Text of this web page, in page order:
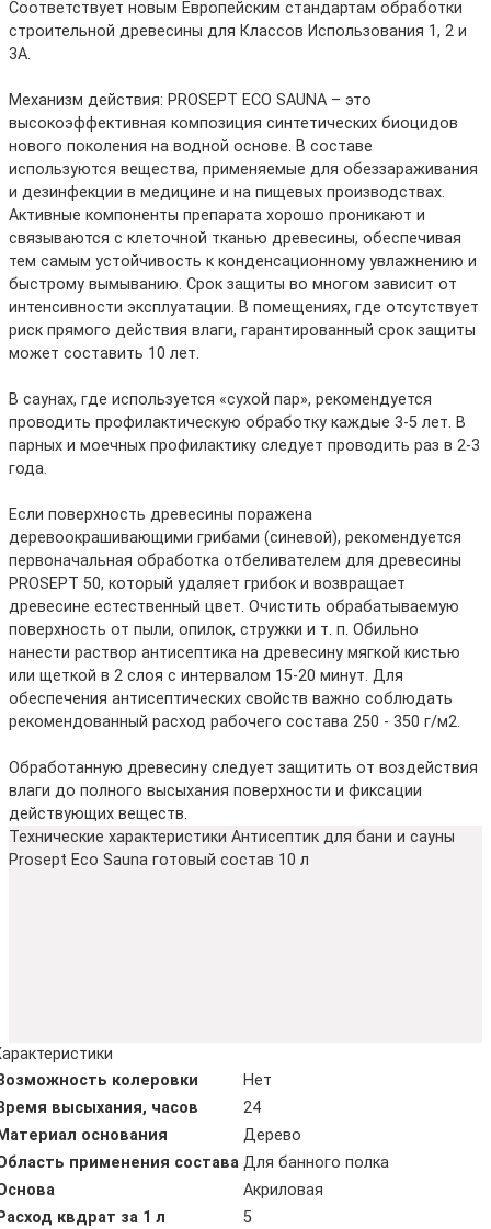
Соответствует новым Европейским стандартам обработки
строительной древесины для Классов Использования 1, 2 и
3A.
Механизм действия: PROSEPT ECO SAUNA – это
высокоэффективная композиция синтетических биоцидов
нового поколения на водной основе. В составе
используются вещества, применяемые для обеззараживания
и дезинфекции в медицине и на пищевых производствах.
Активные компоненты препарата хорошо проникают и
связываются с клеточной тканью древесины, обеспечивая
тем самым устойчивость к конденсационному увлажнению и
быстрому вымыванию. Срок защиты во многом зависит от
интенсивности эксплуатации. В помещениях, где отсутствует
риск прямого действия влаги, гарантированный срок защиты
может составить 10 лет.
В саунах, где используется «сухой пар», рекомендуется
проводить профилактическую обработку каждые 3-5 лет. В
парных и моечных профилактику следует проводить раз в 2-3
года.
Если поверхность древесины поражена
деревоокрашивающими грибами (синевой), рекомендуется
первоначальная обработка отбеливателем для древесины
PROSEPT 50, который удаляет грибок и возвращает
древесине естественный цвет. Очистить обрабатываемую
поверхность от пыли, опилок, стружки и т. п. Обильно
нанести раствор антисептика на древесину мягкой кистью
или щеткой в 2 слоя с интервалом 15-20 минут. Для
обеспечения антисептических свойств важно соблюдать
рекомендованный расход рабочего состава 250 - 350 г/м2.
Обработанную древесину следует защитить от воздействия
влаги до полного высыхания поверхности и фиксации
действующих веществ.
Технические характеристики Антисептик для бани и сауны
Prosept Eco Sauna готовый состав 10 л
колеровки
Нет
высыхания, часов
24
основания
Дерево
применения состава Для банного полка
Акриловая
квдрат за 1 л
5